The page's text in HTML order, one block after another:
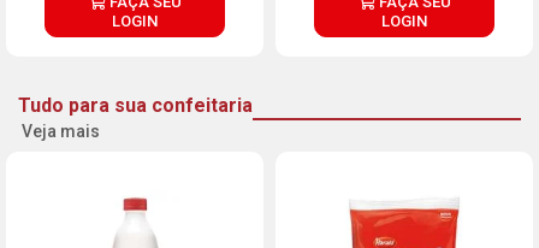
LOGIN
LOGIN
Tudo para sua confeitaria
Veja mais